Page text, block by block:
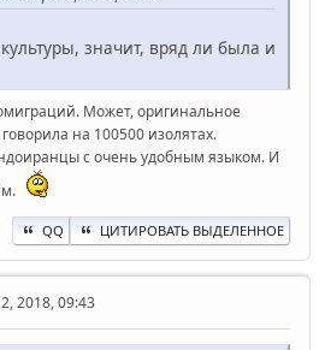
значит, вряд ли была и
Может, оригинальное
на 100500 изолятах.
с очень удобным языком. И
QQ ЦИТИРОВАТЬ ВЫДЕЛЕННОЕ
2018, 09:43